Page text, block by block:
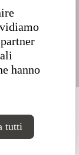
hanno
tutti